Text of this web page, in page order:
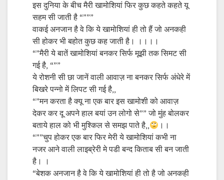
इस दुनिया के बीच मैरी खामोशियां फिर कुछ कहते कहते यू
सहम सी जाती है “”””
वाकई अनजान है वे कि ये खामोशियां ही तो हैं जो अनकही
सी होकर भी बहोत कुछ कह जाती है। ।।।।
“”मैरी ये बातें खामोशियां बनकर सिर्फ मूझी तक सिमट सी
गई है, “””
ये रोशनी सी छा जानें वाली आवाज़ ना बनकर सिर्फ अंधेरे में
बिखरे पन्नो में लिपट सी गई है,,
“”मन करता है क्यू ना एक बार इस खामोशी को आवाज़
देकर कर दू अपने हाल बयां उन लोगो से”” जो मुंह बोलकर
बताये हाल को भी मुश्किल से समझ पाते है,,
।।
“””चुप होकर एक बार फिर मेरी ये खामोशियां कभी ना
नजर आने वाली लाइब्रेरी मे पडी बन्द किताब सी बन जाती
है। ।
“बेशक अनजान है वे कि ये खामोशियां ही तो है जो अनकही